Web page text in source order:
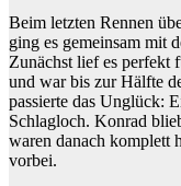
Beim letzten Rennen
ging es gemeinsam mit
Zunächst lief es perfekt
und war bis zur Hälfte
passierte das Unglück:
Schlagloch. Konrad
waren danach komplett
vorbei.